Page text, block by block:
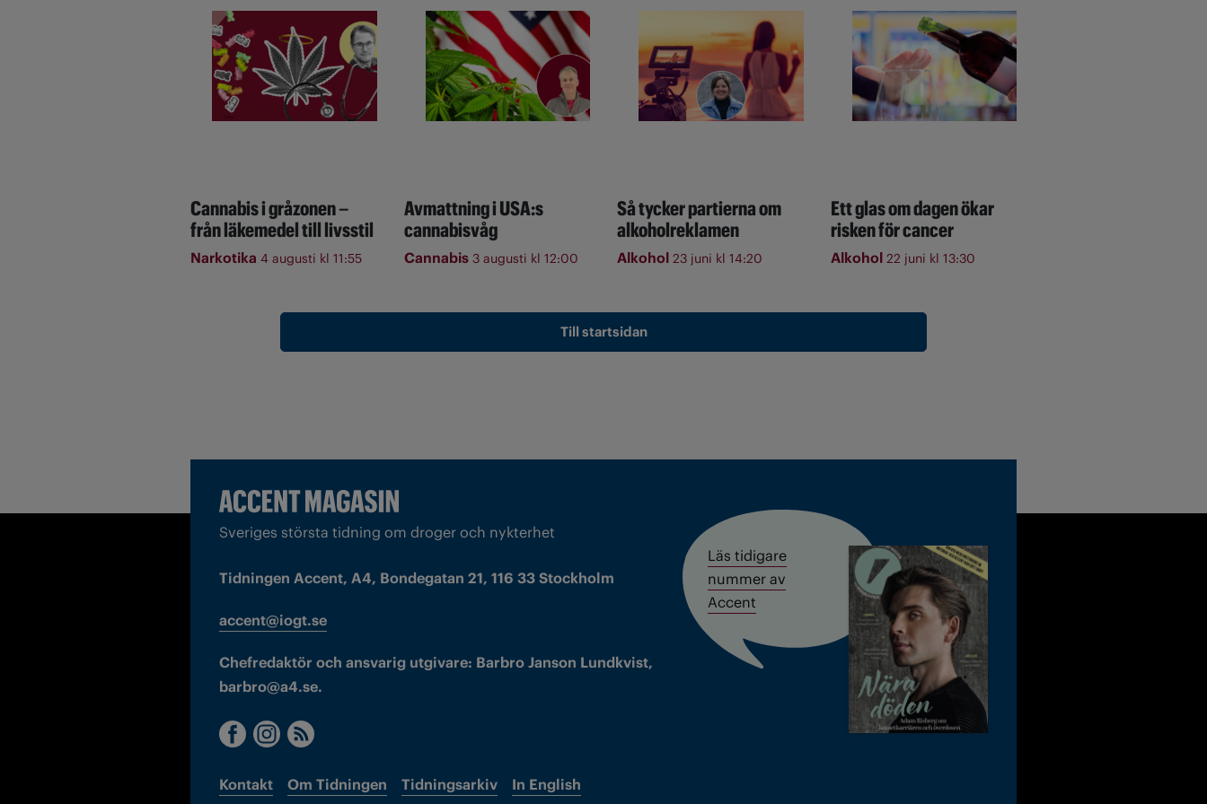
Cannabis i gråzonen –
från läkemedel till livsstil
Narkotika 4 augusti kl 11:55
Avmattning i USA:s
cannabisvåg
Cannabis 3 augusti kl 12:00
Så tycker partierna om
alkoholreklamen
Alkohol 23 juni kl 14:20
Ett glas om dagen ökar
risken för cancer
Alkohol 22 juni kl 13:30
Till startsidan
Sveriges största tidning om droger och nykterhet
Tidningen Accent, A4, Bondegatan 21, 116 33 Stockholm
accent@iogt.se
Chefredaktör och ansvarig utgivare: Barbro Janson Lundkvist,
barbro@a4.se.
Kontakt Om Tidningen Tidningsarkiv In English
Läs tidigare
nummer av
Accent